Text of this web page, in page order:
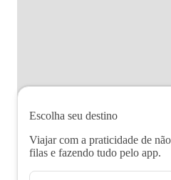
Escolha seu destino
Viajar com a praticidade de
filas e fazendo tudo pelo app.